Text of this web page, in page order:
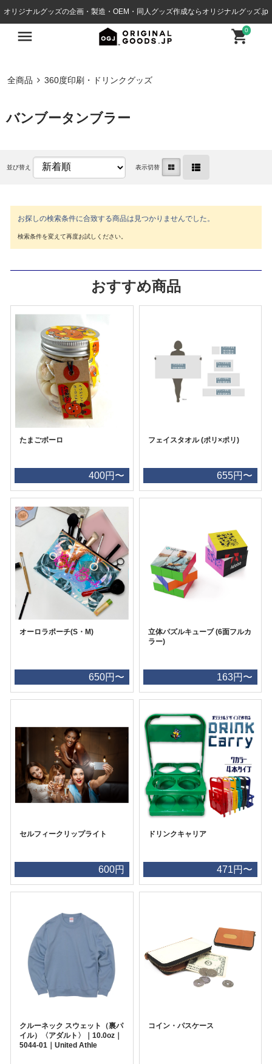
オリジナルグッズの企画・製造・OEM・同人グッズ作成ならオリジナルグッズ.jp
0
全商品 360度印刷・ドリンクグッズ
バンブータンブラー
並び替え 表示切替
お探しの検索条件に合致する商品は見つかりませんでした。
おすすめ商品
たまごボーロ
400円〜
フェイスタオル (ポリ×ポリ)
655円〜
オーロラポーチ(S・M)
650円〜
立体パズルキューブ (6面フルカ
ラー)
163円〜
セルフィークリップライト
600円
ドリンクキャリア
471円〜
クルーネック スウェット（裏パ
イル）〈アダルト〉｜10.0oz｜
5044-01｜United Athle
コイン・パスケース